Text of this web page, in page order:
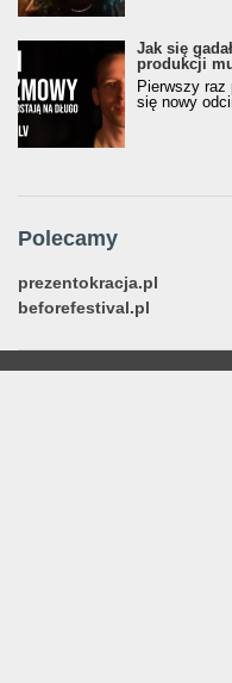
Jak się
produkcji
Pierwszy raz
się nowy
Polecamy
prezentokracja.pl
beforefestival.pl